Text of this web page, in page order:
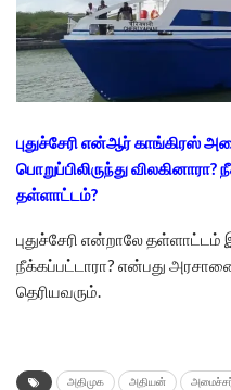
புதுச்சேரி என்ஆர் காங்கிரஸ்
பொறுப்பிலிருந்து
தள்ளாட்டம்?
புதுச்சேரி என்றாலே தள்ளாட்டம்
நீக்கப்பட்டாரா? என்பது
தெரியவரும்.
அதிமுக அதியன்